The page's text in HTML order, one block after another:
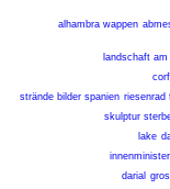
alhambra wappen
landschaft
strände bilder spanien riesenrad
skulptur
lake
darial